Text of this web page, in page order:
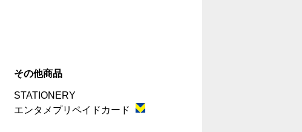
その他商品
STATIONERY
エンタメプリペイドカード